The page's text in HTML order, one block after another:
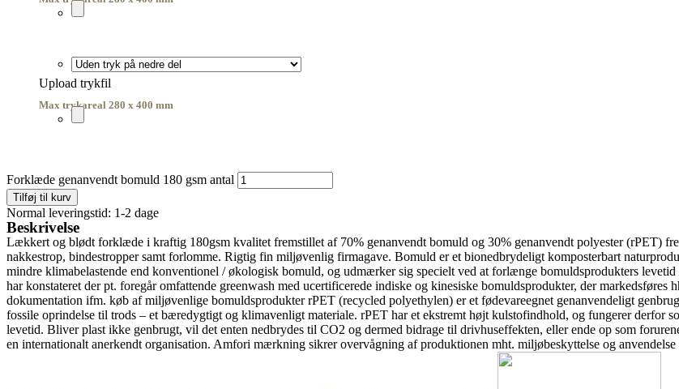
Upload trykfil
Max trykareal 280 x 400 mm
Forklæde genanvendt bomuld 180 gsm antal
Tilføj til kurv
Normal leveringstid: 1-2 dage
Beskrivelse
Lækkert og blødt forklæde i kraftig 180gsm kvalitet fremstillet af 70% genanvendt bomuld og 30% genanvendt polyester (rPET)
nakkestrop, bindestropper samt forlomme. Rigtig fin miljøvenlig firmagave. Bomuld er et bionedbrydeligt komposterbart
mindre klimabelastende end konventionel / økologisk bomuld, og udmærker sig specielt ved at forlænge bomuldsprodukters
har konstateret der pt. foregår omfattende greenwash med ucertificerede indiske og kinesiske bomuldsprodukter, der
dokumentation ifm. køb af miljøvenlige bomuldsprodukter rPET (recycled polyethylen) er et fødevareegnet genanvendeligt
fossile oprindelse til trods – et bæredygtigt og klimavenligt materiale. rPET har et ekstremt højt kulstofindhold, og fungerer derfor
levetid. Bliver plast ikke genbrugt, vil det enten nedbrydes til CO2 og dermed bidrage til drivhuseffekten, eller ende op som
en internationalt anerkendt organisation. Amfori mærkning sikrer overvågning af produktionen mht. miljøbeskyttelse og